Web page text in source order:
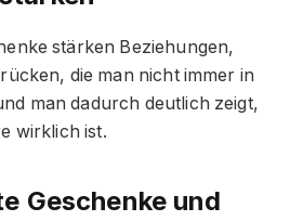
stärken Beziehungen,
die man nicht immer in
man dadurch deutlich zeigt,
wirklich ist.
Geschenke und